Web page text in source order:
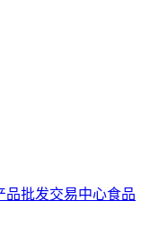
品批发交易中心食品